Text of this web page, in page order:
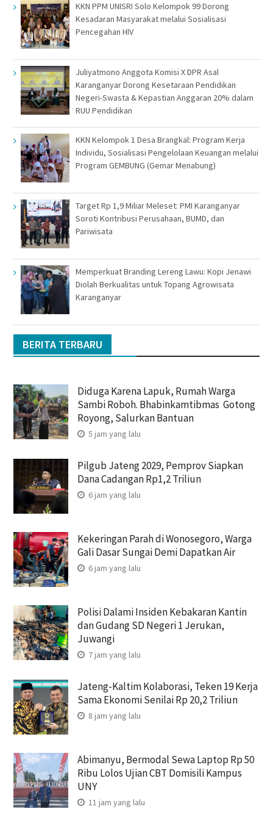
KKN PPM UNISRI Solo Kelompok 99 Dorong
Kesadaran Masyarakat melalui Sosialisasi
Pencegahan HIV
Juliyatmono Anggota Komisi X DPR Asal
Karanganyar Dorong Kesetaraan Pendidikan
Negeri-Swasta & Kepastian Anggaran 20% dalam
RUU Pendidikan
KKN Kelompok 1 Desa Brangkal: Program Kerja
Individu, Sosialisasi Pengelolaan Keuangan melalui
Program GEMBUNG (Gemar Menabung)
Target Rp 1,9 Miliar Meleset: PMI Karanganyar
Soroti Kontribusi Perusahaan, BUMD, dan
Pariwisata
Memperkuat Branding Lereng Lawu: Kopi Jenawi
Diolah Berkualitas untuk Topang Agrowisata
Karanganyar
BERITA TERBARU
Diduga Karena Lapuk, Rumah Warga
Sambi Roboh. Bhabinkamtibmas Gotong
Royong, Salurkan Bantuan
5 jam yang lalu
Pilgub Jateng 2029, Pemprov Siapkan
Dana Cadangan Rp1,2 Triliun
6 jam yang lalu
Kekeringan Parah di Wonosegoro, Warga
Gali Dasar Sungai Demi Dapatkan Air
6 jam yang lalu
Polisi Dalami Insiden Kebakaran Kantin
dan Gudang SD Negeri 1 Jerukan,
Juwangi
7 jam yang lalu
Jateng-Kaltim Kolaborasi, Teken 19 Kerja
Sama Ekonomi Senilai Rp 20,2 Triliun
8 jam yang lalu
Abimanyu, Bermodal Sewa Laptop Rp 50
Ribu Lolos Ujian CBT Domisili Kampus
UNY
11 jam yang lalu